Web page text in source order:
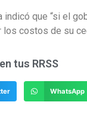
indicó que “si el
costos de su
tus RRSS
WhatsApp